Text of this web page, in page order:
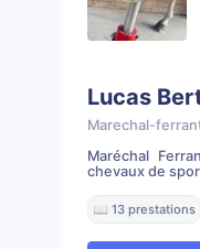
Lucas
Marechal-
Maréchal
chevaux de
📖 13 prestations